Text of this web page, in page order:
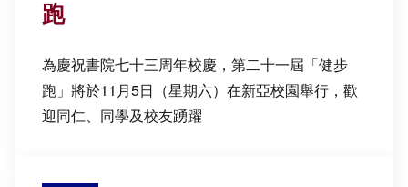
跑
為慶祝書院七十三周年校慶，第二十一屆「健步
跑」將於11月5日（星期六）在新亞校園舉行，歡
迎同仁、同學及校友踴躍